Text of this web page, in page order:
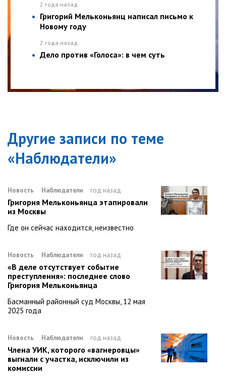
2 года назад
Григорий Мельконьянц написал письмо к
Новому году
2 года назад
Дело против «Голоса»: в чем суть
Другие записи по теме
«Наблюдатели»
Новость Наблюдатели год назад
Григория Мельконьянца этапировали
из Москвы
Где он сейчас находится, неизвестно
Новость Наблюдатели год назад
«В деле отсутствует событие
преступления»: последнее слово
Григория Мельконьянца
Басманный районный суд Москвы, 12 мая
2025 года
Новость Наблюдатели год назад
Члена УИК, которого «вагнеровцы»
выгнали с участка, исключили из
комиссии